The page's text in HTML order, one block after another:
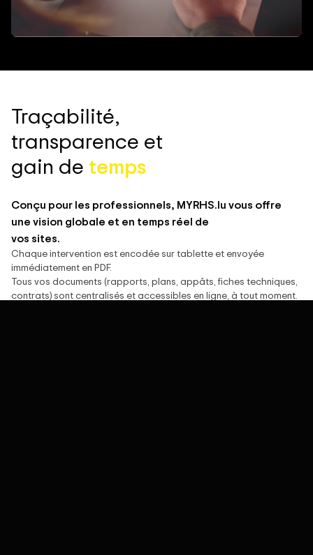
Traçabilité,
transparence et
gain de temps
Conçu pour les professionnels, MYRHS.lu vous offre
une vision globale et en temps réel de
vos sites.
Chaque intervention est encodée sur tablette et envoyée
immédiatement en PDF.
Tous vos documents (rapports, plans, appâts, fiches techniques,
contrats) sont centralisés et accessibles en ligne, à tout moment.